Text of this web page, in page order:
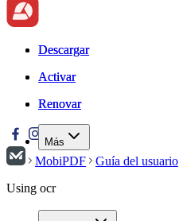
Descargar
Activar
Renovar
Más
Descargar
Activar
Renovar
MobiPDF
Guía del usuario
Using ocr